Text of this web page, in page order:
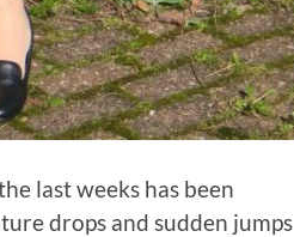
last weeks has been
drops and sudden jumps